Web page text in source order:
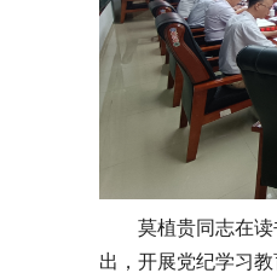
莫植贵同志在
出，开展党纪学习